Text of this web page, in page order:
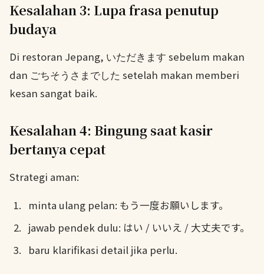
Kesalahan 3: Lupa frasa penutup
budaya
Di restoran Jepang, いただきます sebelum makan
dan ごちそうさまでした setelah makan memberi
kesan sangat baik.
Kesalahan 4: Bingung saat kasir
bertanya cepat
Strategi aman:
minta ulang pelan: もう一度お願いします。
jawab pendek dulu: はい / いいえ / 大丈夫です。
baru klarifikasi detail jika perlu.